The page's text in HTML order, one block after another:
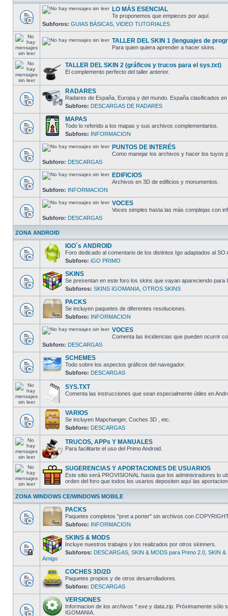
LO MÁS ESENCIAL
Te proponemos que empieces por aquí.
Subforos: GUIAS BÁSICAS VIDEO TUTORIALES
TALLER DEL SKIN 1 (lenguajes de
Para quien quiera aprender a hacer skins.
TALLER DEL SKIN 2 (gráficos y trucos para el sys.txt)
El complemento perfecto del taller anterior.
RADARES
Radares de España, Europa y del mundo. España clasificados
Subforo: DESCARGAS DE RADARES
MAPAS
Todo lo referido a los mapas y sus archivos complementarios.
Subforo: INFORMACION
PUNTOS DE INTERÉS
Como manejar los archivos y hacer los tuyos
Subforo: DESCARGAS
EDIFICIOS
Archivos en 3D de edificios y monumentos.
Subforo: INFORMACION
VOCES
Voces simples hasta las más complejas con
Subforo: DESCARGAS
ZONA ANDROID
IGO´s ANDROID
Foro dedicado al comentario de los distintos Igo adaptados al SO
Subforo: iGO PRIMO
SKINS
Se presentan en este foro los skins que vayan apareciendo para
Subforos: SKINS IGOMANIA OTROS SKINS
PACKS
Se incluyen paquetes de diferentes resoluciones.
Subforo: INFORMACION
VOCES
Comenta las incidencias que pueden ocurrir
Subforo: DESCARGAS
SCHEMES
Todo sobre los aspectos gráficos del navegador.
Subforo: DESCARGAS
SYS.TXT
Comenta las instrucciones que sean especialmente útiles en
VARIOS
Se incluyen Mapchanger, Coches 3D , etc.
Subforo: DESCARGAS
TRUCOS, APPs Y MANUALES
Para facilitarte el uso del Primo Android.
SUGERENCIAS Y APORTACIONES DE USUARIOS
Este sitio será PROVISIONAL hasta que los administradores lo
orden del foro que todos los usarios depositen aquí las
ZONA WINDOWS CE/WINDOWS MOBILE
PACKS
Paquetes completos "pret a porter" sin archivos con
Subforo: INFORMACION
SKINS & MODS
Incluye nuestros trabajos y los realizados por otros skinners.
Subforos: DESCARGAS SKIN & MODS para Primo 2.0 SKIN &
Amigo
COCHES 3D/2D
Paquetes propios y de otros desarrolladores.
Subforo: DESCARGAS
VERSIONES
Informacion de los archivos *.exe y data.zip. Próximamente sólo
IGOMANIA.